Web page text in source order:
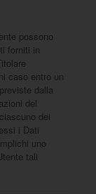
possono
forniti in
caso entro un
dalla
del
dei
i Dati
uno
tali